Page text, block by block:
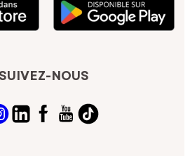
SUIVEZ-NOUS